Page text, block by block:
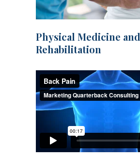
Physical Medicine and
Rehabilitation